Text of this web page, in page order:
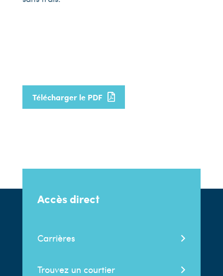
Télécharger le PDF
Accès direct
Carrières
Trouvez un courtier